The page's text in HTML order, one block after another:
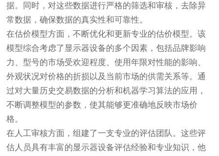
据。同时，对这些数据进行严格的筛选和审核，去除异
常数据，确保数据的真实性和可靠性。
在估价模型方面，不断优化和更新专业的估价模型。该
模型综合考虑了显示器设备的多个因素，包括品牌影响
力、型号的市场受欢迎程度、使用年限对性能的影响、
外观状况对价格的折损以及当前市场的供需关系等。通
过对大量历史交易数据的分析和机器学习算法的应用，
不断调整模型的参数，使其能够更准确地反映市场价
格。
在人工审核方面，组建了一支专业的评估团队。这些评
估人员具有丰富的显示器设备评估经验和专业知识，他